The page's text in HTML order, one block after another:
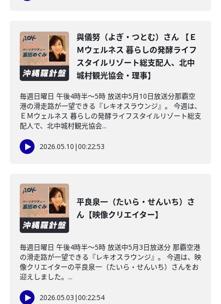
與儀努（よぎ・つとむ）さん 【Ｅ
Ｍウェルネス 暮らしの発酵ライフ
スタイルリゾート総支配人、北中
城村観光協会・理事】
毎週日曜日 午後4時半～5時 放送中5月10日放送分那覇空
港の滑走路が一望できる『レキオスラウンジ』。 今週は、
ＥＭウェルネス 暮らしの発酵ライフスタイルリゾート総支
配人で、北中城村観光協会...
2026.05.10 |00:22:53
平良泉一（たいら・せんいち）さ
ん【映像クリエイター】
毎週日曜日 午後4時半～5時 放送中5月3日放送分 那覇空港
の滑走路が一望できる『レキオスラウンジ』。 今週は、映
像クリエイターの平良泉一（たいら・せんいち）さんをお
迎えしました。...
2026.05.03 |00:22:54